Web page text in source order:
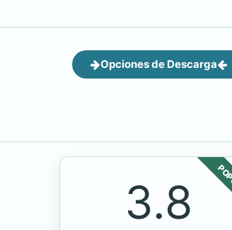
Opciones de Descarga
3.8